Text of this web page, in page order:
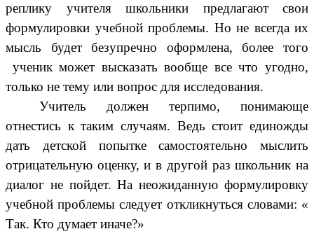
реплику учителя школьники предлагают свои
формулировки учебной проблемы. Но не всегда их
мысль будет безупречно оформлена, более того
ученик может высказать вообще все что угодно,
только не тему или вопрос для исследования.
Учитель должен терпимо, понимающе
отнестись к таким случаям. Ведь стоит единожды
дать детской попытке самостоятельно мыслить
отрицательную оценку, и в другой раз школьник на
диалог не пойдет. На неожиданную формулировку
учебной проблемы следует откликнуться словами: «
Так. Кто думает иначе?»